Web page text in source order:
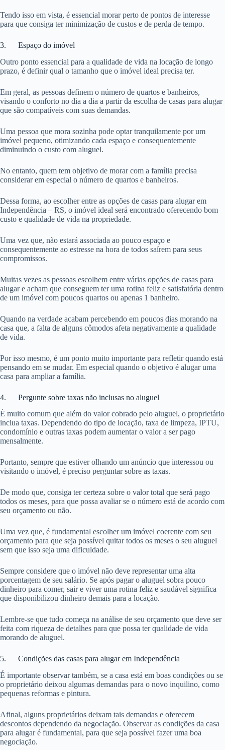
Tendo isso em vista, é essencial morar perto de pontos de interesse
para que consiga ter minimização de custos e de perda de tempo.
3. Espaço do imóvel
Outro ponto essencial para a qualidade de vida na locação de longo
prazo, é definir qual o tamanho que o imóvel ideal precisa ter.
Em geral, as pessoas definem o número de quartos e banheiros,
visando o conforto no dia a dia a partir da escolha de casas para alugar
que são compatíveis com suas demandas.
Uma pessoa que mora sozinha pode optar tranquilamente por um
imóvel pequeno, otimizando cada espaço e consequentemente
diminuindo o custo com aluguel.
No entanto, quem tem objetivo de morar com a família precisa
considerar em especial o número de quartos e banheiros.
Dessa forma, ao escolher entre as opções de casas para alugar em
Independência – RS, o imóvel ideal será encontrado oferecendo bom
custo e qualidade de vida na propriedade.
Uma vez que, não estará associada ao pouco espaço e
consequentemente ao estresse na hora de todos saírem para seus
compromissos.
Muitas vezes as pessoas escolhem entre várias opções de casas para
alugar e acham que conseguem ter uma rotina feliz e satisfatória dentro
de um imóvel com poucos quartos ou apenas 1 banheiro.
Quando na verdade acabam percebendo em poucos dias morando na
casa que, a falta de alguns cômodos afeta negativamente a qualidade
de vida.
Por isso mesmo, é um ponto muito importante para refletir quando está
pensando em se mudar. Em especial quando o objetivo é alugar uma
casa para ampliar a família.
4. Pergunte sobre taxas não inclusas no aluguel
É muito comum que além do valor cobrado pelo aluguel, o proprietário
inclua taxas. Dependendo do tipo de locação, taxa de limpeza, IPTU,
condomínio e outras taxas podem aumentar o valor a ser pago
mensalmente.
Portanto, sempre que estiver olhando um anúncio que interessou ou
visitando o imóvel, é preciso perguntar sobre as taxas.
De modo que, consiga ter certeza sobre o valor total que será pago
todos os meses, para que possa avaliar se o número está de acordo com
seu orçamento ou não.
Uma vez que, é fundamental escolher um imóvel coerente com seu
orçamento para que seja possível quitar todos os meses o seu aluguel
sem que isso seja uma dificuldade.
Sempre considere que o imóvel não deve representar uma alta
porcentagem de seu salário. Se após pagar o aluguel sobra pouco
dinheiro para comer, sair e viver uma rotina feliz e saudável significa
que disponibilizou dinheiro demais para a locação.
Lembre-se que tudo começa na análise de seu orçamento que deve ser
feita com riqueza de detalhes para que possa ter qualidade de vida
morando de aluguel.
5. Condições das casas para alugar em Independência
É importante observar também, se a casa está em boas condições ou se
o proprietário deixou algumas demandas para o novo inquilino, como
pequenas reformas e pintura.
Afinal, alguns proprietários deixam tais demandas e oferecem
descontos dependendo da negociação. Observar as condições da casa
para alugar é fundamental, para que seja possível fazer uma boa
negociação.